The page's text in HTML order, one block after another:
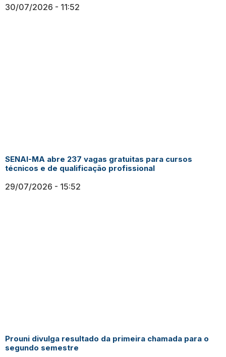
30/07/2026 11:52
SENAI-MA abre 237 vagas gratuitas para cursos
técnicos e de qualificação profissional
29/07/2026 15:52
Prouni divulga resultado da primeira chamada para o
segundo semestre